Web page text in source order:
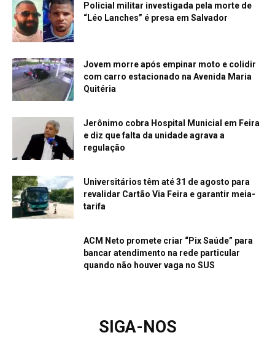
Policial militar investigada pela morte de
“Léo Lanches” é presa em Salvador
Jovem morre após empinar moto e colidir
com carro estacionado na Avenida Maria
Quitéria
Jerônimo cobra Hospital Municial em Feira
e diz que falta da unidade agrava a
regulação
Universitários têm até 31 de agosto para
revalidar Cartão Via Feira e garantir meia-
tarifa
ACM Neto promete criar “Pix Saúde” para
bancar atendimento na rede particular
quando não houver vaga no SUS
SIGA-NOS